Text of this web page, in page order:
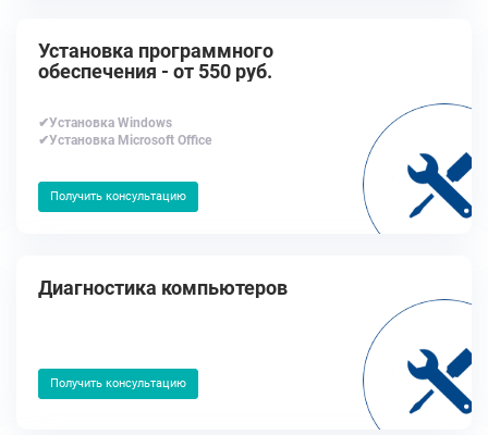
Установка программного
обеспечения - от 550 руб.
✔Установка Windows
✔Установка Microsoft Office
Получить консультацию
Диагностика компьютеров
Получить консультацию